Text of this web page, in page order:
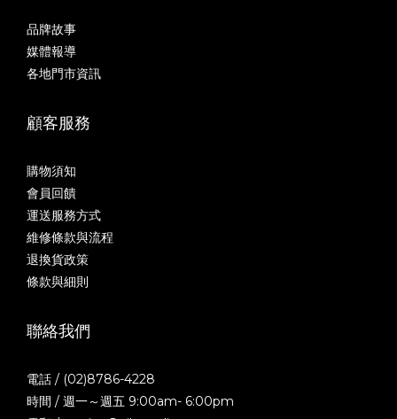
品牌故事
媒體報導
各地門市資訊
顧客服務
購物須知
會員回饋
運送服務方式
維修條款與流程
退換貨政策
條款與細則
聯絡我們
電話 / (02)8786-4228
時間 / 週一～週五 9:00am- 6:00pm